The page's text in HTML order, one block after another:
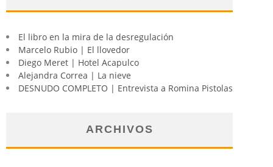
El libro en la mira de la desregulación
Marcelo Rubio | El llovedor
Diego Meret | Hotel Acapulco
Alejandra Correa | La nieve
DESNUDO COMPLETO | Entrevista a Romina Pistolas
ARCHIVOS